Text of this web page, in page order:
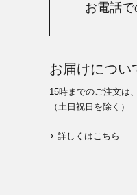
お電話
お届けについ
15時までのご注文は
（土日祝日を除く）
詳しくはこちら